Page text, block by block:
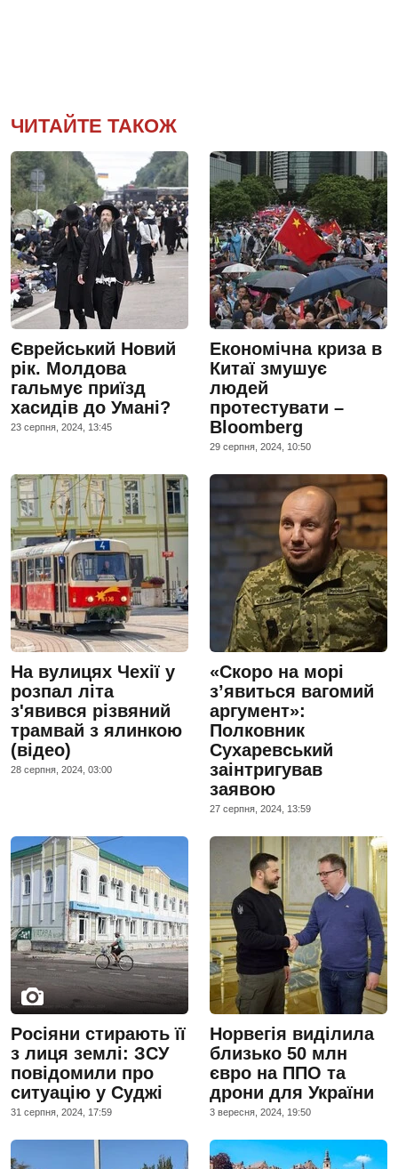
ЧИТАЙТЕ ТАКОЖ
Єврейський Новий
рік. Молдова
гальмує приїзд
хасидів до Умані?
23 серпня, 2024, 13:45
Економічна криза в
Китаї змушує
людей
протестувати –
Bloomberg
29 серпня, 2024, 10:50
На вулицях Чехії у
розпал літа
з'явився різвяний
трамвай з ялинкою
(відео)
28 серпня, 2024, 03:00
«Скоро на морі
з’явиться вагомий
аргумент»:
Полковник
Сухаревський
заінтригував
заявою
27 серпня, 2024, 13:59
Росіяни стирають її
з лиця землі: ЗСУ
повідомили про
ситуацію у Суджі
31 серпня, 2024, 17:59
Норвегія виділила
близько 50 млн
євро на ППО та
дрони для України
3 вересня, 2024, 19:50